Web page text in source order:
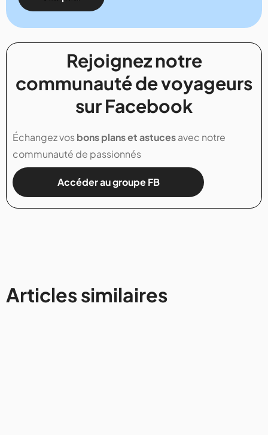
Rejoignez notre
communauté de voyageurs
sur Facebook
Échangez vosbons plans et astucesavec notre
communauté de passionnés
Accéder au groupe FB
Articles similaires